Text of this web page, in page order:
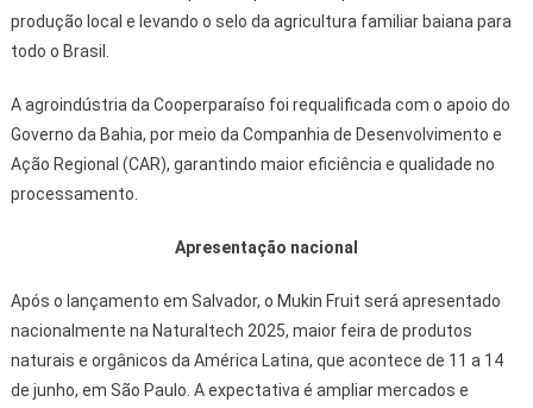
produção local e levando o selo da agricultura familiar baiana para
todo o Brasil.
A agroindústria da Cooperparaíso foi requalificada com o apoio do
Governo da Bahia, por meio da Companhia de Desenvolvimento e
Ação Regional (CAR), garantindo maior eficiência e qualidade no
processamento.
Apresentação nacional
Após o lançamento em Salvador, o Mukin Fruit será apresentado
nacionalmente na Naturaltech 2025, maior feira de produtos
naturais e orgânicos da América Latina, que acontece de 11 a 14
de junho, em São Paulo. A expectativa é ampliar mercados e